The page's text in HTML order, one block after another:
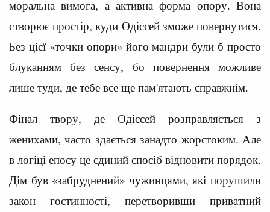
моральна вимога, а активна форма опору. Вона
створює простір, куди Одіссей зможе повернутися.
Без цієї «точки опори» його мандри були б просто
блуканням без сенсу, бо повернення можливе
лише туди, де тебе все ще пам'ятають справжнім.
Фінал твору, де Одіссей розправляється з
женихами, часто здається занадто жорстоким. Але
в логіці епосу це єдиний спосіб відновити порядок.
Дім був «забруднений» чужинцями, які порушили
закон гостинності, перетворивши приватний